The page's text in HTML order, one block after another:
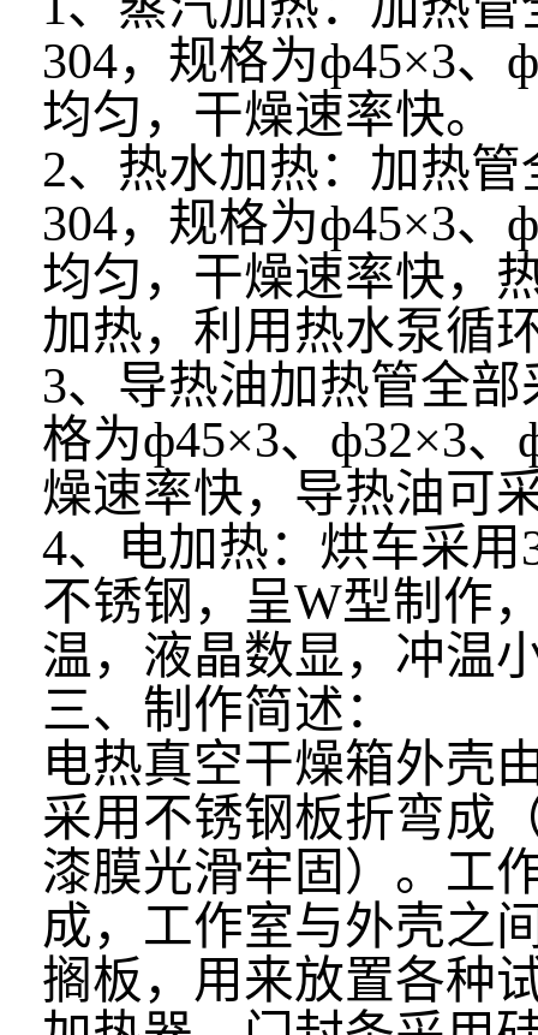
304，规格为ф45×3、
均匀，干燥速率快。
2、热水加热：加热
304，规格为ф45×3、
均匀，干燥速率快，
加热，利用热水泵循
3、导热油加热管全
格为ф45×3、ф32×3
燥速率快，导热油可
4、电加热：烘车采
不锈钢，呈W型制作
温，液晶数显，冲温
三、制作简述：
电热真空干燥箱外壳
采用不锈钢板折弯成
漆膜光滑牢固）。工
成，工作室与外壳之
搁板，用来放置各种